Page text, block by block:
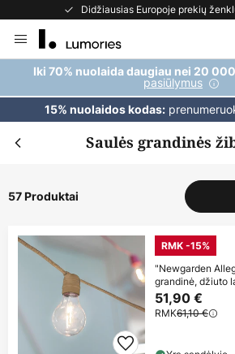
Didžiausias Europoje prekių
to
Content
Iki 70% nuolaida daugiau nei 20
pasiūlymus
15% nuolaidos kodas:
Saulės grandinės
57 Produktai
RMK -15%
"Newgarden
grandinė, džiuto
51,90 €
RMK61,10 €